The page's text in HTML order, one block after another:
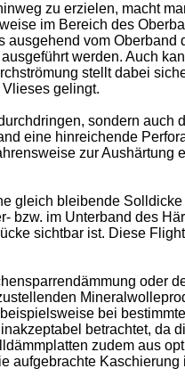
zu erzielen, macht
im Bereich des
vom
werden. Auch
stellt dabei
gelingt.
sondern auch
eine hinreichende
zur
gleich bleibende
bzw. im Unterband des
sichtbar ist. Diese
oder
bei
betrachtet, da
zudem aus
aufgebrachte